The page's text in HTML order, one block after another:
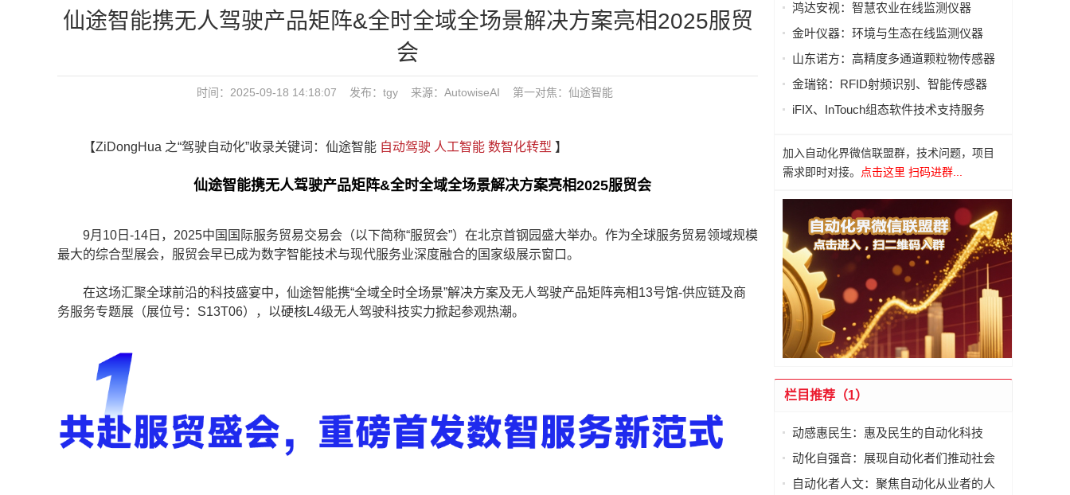
仙途智能携无人驾驶产品矩阵&全时全域全场景解决方案亮相2025服贸
会
时间：2025-09-18 14:18:07 发布：tgy 来源：AutowiseAI 第一对焦： 仙途智能
【ZiDongHua 之“驾驶自动化”收录关键词：仙途智能 自动驾驶 人工智能 数智化转型 】
仙途智能携无人驾驶产品矩阵&全时全域全场景解决方案亮相2025服贸会
9月10日-14日，2025中国国际服务贸易交易会（以下简称“服贸会”）在北京首钢园盛大举办。作为全球服务贸易领域规模
最大的综合型展会，服贸会早已成为数字智能技术与现代服务业深度融合的国家级展示窗口。
在这场汇聚全球前沿的科技盛宴中，仙途智能携“全域全时全场景”解决方案及无人驾驶产品矩阵亮相13号馆-供应链及商
务服务专题展（展位号：S13T06），以硬核L4级无人驾驶科技实力掀起参观热潮。
鸿达安视：智慧农业在线监测仪器
金叶仪器：环境与生态在线监测仪器
山东诺方：高精度多通道颗粒物传感器
金瑞铭：RFID射频识别、智能传感器
iFIX、InTouch组态软件技术支持服务
加入自动化界微信联盟群，技术问题，项目
需求即时对接。
点击这里 扫码进群...
栏目推荐（1）
动感惠民生：惠及民生的自动化科技
动化自强音：展现自动化者们推动社会
进步发出的响亮声音
自动化者人文：聚焦自动化从业者的人